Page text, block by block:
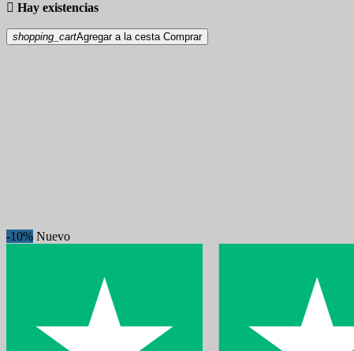
 Hay existencias
shopping_cartAgregar a la cesta Comprar
-10% Nuevo